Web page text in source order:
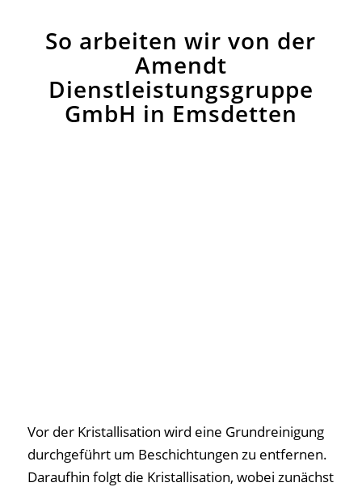
So arbeiten wir von der
Amendt
Dienstleistungsgruppe
GmbH in Emsdetten
Vor der Kristallisation wird eine Grundreinigung
durchgeführt um Beschichtungen zu entfernen.
Daraufhin folgt die Kristallisation, wobei zunächst